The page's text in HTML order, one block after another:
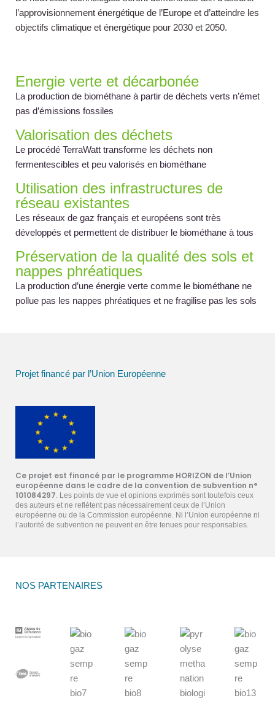
l’approvisionnement énergétique de l’Europe et d’atteindre les
objectifs climatique et énergétique pour 2030 et 2050.
Energie verte et décarbonée
La production de biométhane à partir de déchets verts n’émet
pas d’émissions fossiles
Valorisation des déchets
Le procédé TerraWatt transforme les déchets non
fermentescibles et peu valorisés en biométhane
Utilisation des infrastructures de
réseau existantes
Les réseaux de gaz français et européens sont très
développés et permettent de distribuer le biométhane à tous
Préservation de la qualité des sols et
nappes phréatiques
La production d’une énergie verte comme le biométhane ne
pollue pas les nappes phréatiques et ne fragilise pas les sols
Projet financé par l’Union Européenne
Ce projet est financé par le programme HORIZON de l’Union
européenne dans le cadre de la convention de subvention n°
101084297. Les points de vue et opinions exprimés sont toutefois ceux
des auteurs et ne reflètent pas nécessairement ceux de l’Union
européenne ou de la Commission européenne. Ni l’Union européenne ni
l’autorité de subvention ne peuvent en être tenues pour responsables.
NOS PARTENAIRES